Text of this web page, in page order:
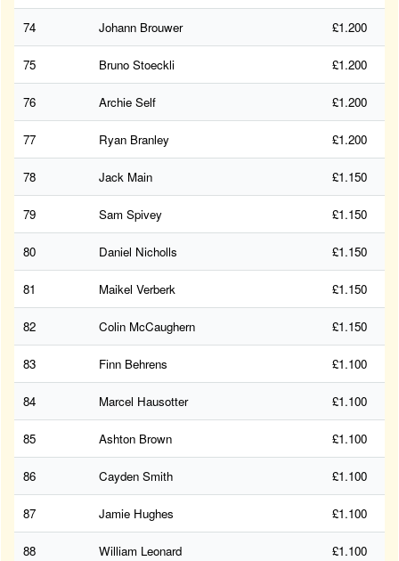
74 Johann Brouwer £1.200
75 Bruno Stoeckli £1.200
76 Archie Self £1.200
77 Ryan Branley £1.200
78 Jack Main £1.150
79 Sam Spivey £1.150
80 Daniel Nicholls £1.150
81 Maikel Verberk £1.150
82 Colin McCaughern £1.150
83 Finn Behrens £1.100
84 Marcel Hausotter £1.100
85 Ashton Brown £1.100
86 Cayden Smith £1.100
87 Jamie Hughes £1.100
88 William Leonard £1.100